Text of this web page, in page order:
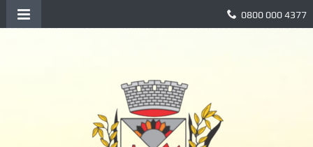
0800 000 4377